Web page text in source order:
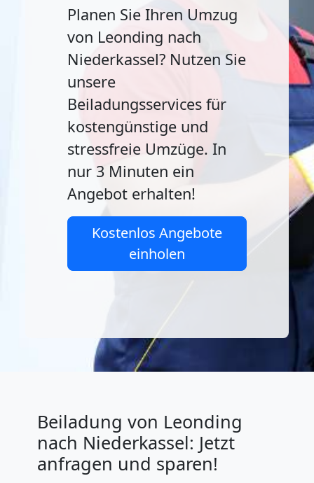
Planen Sie Ihren Umzug
von Leonding nach
Niederkassel? Nutzen Sie
unsere
Beiladungsservices für
kostengünstige und
stressfreie Umzüge. In
nur 3 Minuten ein
Angebot erhalten!
Kostenlos Angebote
einholen
Beiladung von Leonding
nach Niederkassel: Jetzt
anfragen und sparen!